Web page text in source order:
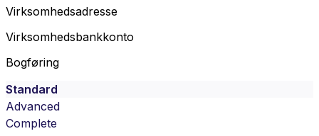
Virksomhedsadresse
Virksomhedsbankkonto
Bogføring
Standard
Advanced
Complete